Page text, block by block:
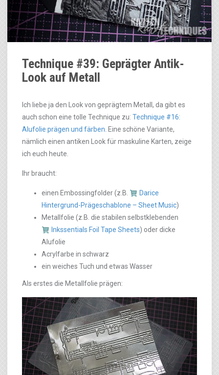
Technique #39: Geprägter Antik-
Look auf Metall
Ich liebe ja den Look von geprägtem Metall, da gibt es
auch schon eine tolle Technique zu: Technique #16:
Alufolie prägen und färben. Eine schöne Variante,
nämlich einen antiken Look für maskuline Karten, zeige
ich euch heute.
Ihr braucht:
einen Embossingfolder (z.B.
Darice
Hintergrund-Prägeschablone – Sheet Music)
Metallfolie (z.B. die stabilen selbstklebenden
Inkssentials Foil Tape Sheets) oder dicke
Alufolie
Acrylfarbe in schwarz
ein weiches Tuch und etwas Wasser
Als erstes die Metallfolie prägen: